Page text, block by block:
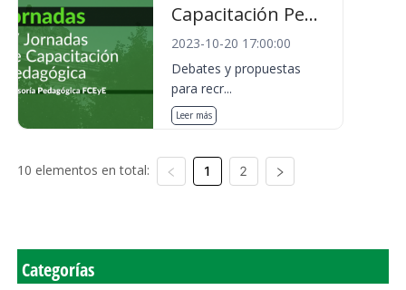
Capacitación Pe...
2023-10-20 17:00:00
Debates y propuestas
para recr...
Leer más
10 elementos en total: 1 2
Categorías